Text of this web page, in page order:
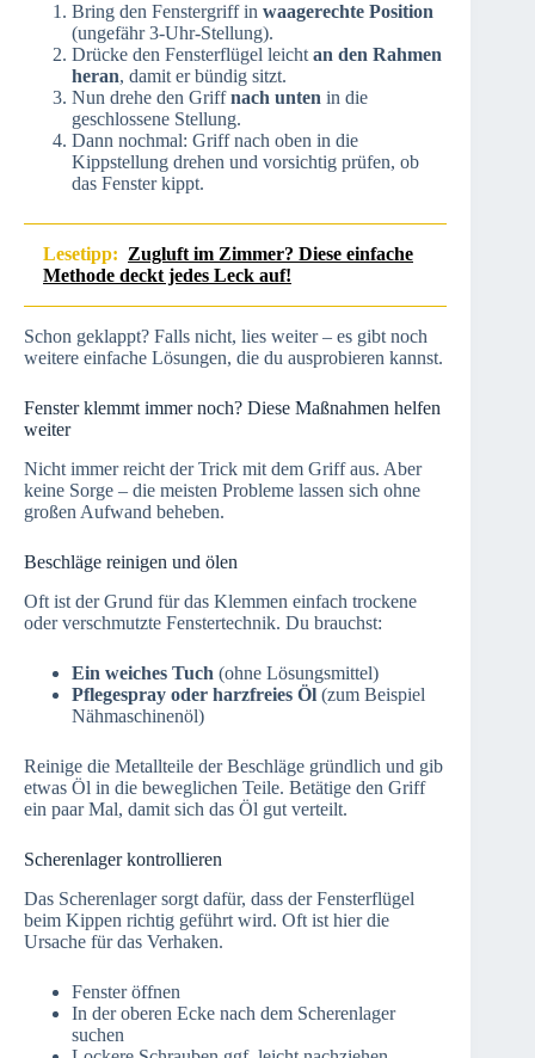
Bring den Fenstergriff in waagerechte Position
(ungefähr 3-Uhr-Stellung).
Drücke den Fensterflügel leicht an den Rahmen
heran, damit er bündig sitzt.
Nun drehe den Griffnach unten in die
geschlossene Stellung.
Dann nochmal: Griff nach oben in die
Kippstellung drehen und vorsichtig prüfen, ob
das Fenster kippt.
Lesetipp: Zugluft im Zimmer? Diese einfache
Methode deckt jedes Leck auf!
Schon geklappt? Falls nicht, lies weiter – es gibt noch
weitere einfache Lösungen, die du ausprobieren kannst.
Fenster klemmt immer noch? Diese Maßnahmen helfen
weiter
Nicht immer reicht der Trick mit dem Griff aus. Aber
keine Sorge – die meisten Probleme lassen sich ohne
großen Aufwand beheben.
Beschläge reinigen und ölen
Oft ist der Grund für das Klemmen einfach trockene
oder verschmutzte Fenstertechnik. Du brauchst:
Ein weiches Tuch (ohne Lösungsmittel)
Pflegespray oder harzfreies Öl (zum Beispiel
Nähmaschinenöl)
Reinige die Metallteile der Beschläge gründlich und gib
etwas Öl in die beweglichen Teile. Betätige den Griff
ein paar Mal, damit sich das Öl gut verteilt.
Scherenlager kontrollieren
Das Scherenlager sorgt dafür, dass der Fensterflügel
beim Kippen richtig geführt wird. Oft ist hier die
Ursache für das Verhaken.
Fenster öffnen
In der oberen Ecke nach dem Scherenlager
suchen